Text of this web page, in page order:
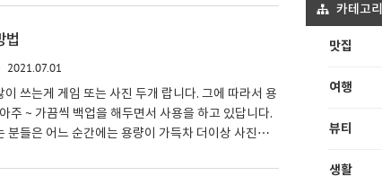
1년이라고 생각하시면 되는데 보증보험을 따로 들면
. 그리고 리퍼기간 조회를 매번 하는 것도 아니고 사람
그대 스마트폰에서 간단하게 리퍼기간을 조회 및 확
따라하시면 된답니다. 먼저 리퍼기간을 확인할 수 있
므로 네이버 혹은 다음 홈페이지에서 아이폰 ..
법
2021.07.01
쓰는게 게임 또는 사진 두개 랍니다. 그에 따라서 용
주 ~ 가끔씩 백업을 해두면서 사용을 하고 있답니다.
분들은 어느 순간에는 용량이 가득차 더이상 사진을
든 아니든 간에 아이폰 사진들을 삭제하다가 덩달아
카테고리
맛집
여행
뷰티
생활